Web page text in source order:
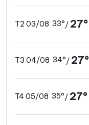
T2 03/08 33°/ 27°
T3 04/08 34°/ 27°
T4 05/08 35°/ 27°